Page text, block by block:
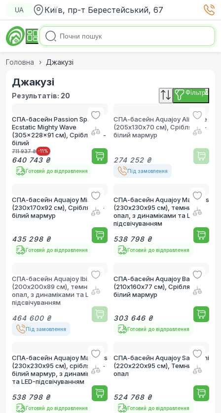
UA Київ, пр-т Берестейський, 67
Головна Джакузі
Джакузі
Результатів: 20 Фільтр0
СПА-басейн Passion Spas
Ecstatic Mighty Wave
(305x228x91 см), Сріблясто-
білий
711 937 ₴ -11 %
640 743 ₴
Готовий до відправлення
СПА-басейн Aquajoy Alicante
(205х130х70 см), Сріблясто-
білий мармур
274 252 ₴
Під замовлення
СПА-басейн Aquajoy Miami
(230х170х92 см), Сріблясто-
білий мармур
435 298 ₴
Готовий до відправлення
СПА-басейн Aquajoy Maldives
(230х230х95 см), темний
опал, з динаміками та LED-
підсвічуванням
538 798 ₴
Готовий до відправлення
СПА-басейн Aquajoy Ibiza
(200х200х89 см), темний
опал, з динаміками та LED-
підсвічуванням
464 600 ₴
Під замовлення
СПА-басейн Aquajoy Bali
(210х160х77 см), Сріблясто-
білий мармур
303 646 ₴
Готовий до відправлення
СПА-басейн Aquajoy Maldives
(230х230х95 см), сріблясто-
білий мармур, з динаміками
та LED-підсвічуванням
538 798 ₴
Готовий до відправлення
СПА-басейн Aquajoy Santorini
(220х220х95 см), Темний
опал
524 768 ₴
Готовий до відправлення